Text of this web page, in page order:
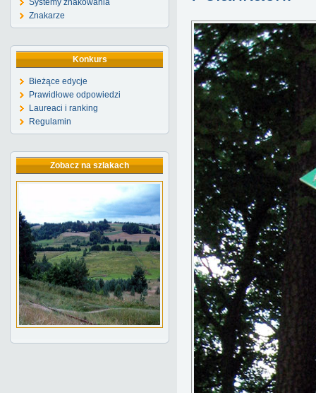
Systemy znakowania
Znakarze
Konkurs
Bieżące edycje
Prawidłowe odpowiedzi
Laureaci i ranking
Regulamin
Zobacz na szlakach